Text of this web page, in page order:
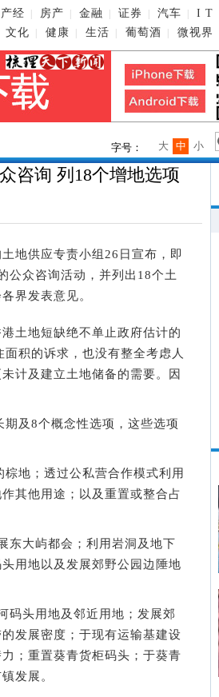
产经 房产 金融 证券 汽车 I T
文化 健康 生活 葡萄酒 微视界
字号： 小
中
大
咨询 列18个增地选项
地供应专责小组26日宣布，即
公众咨询活动，并列出18个土
界发表意见。
土地短缺绝不单止政府估计的
积的诉求，也没有整全考虑人
计及建立土地储备的需要。因
及8个概念性选项，这些选项
地；透过公私营合作模式利用
其他用途；以及重置或整合占
大屿都会；利用岩洞及地下
用地以及发展郊野公园边陲地
头用地及邻近用地；发展郊
发展密度；于现有运输基建设
；重置葵青货柜码头；于葵青
发展。